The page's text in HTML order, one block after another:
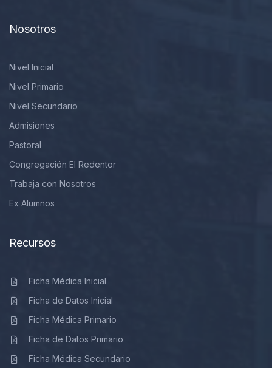
Nosotros
Nivel Inicial
Nivel Primario
Nivel Secundario
Admisiones
Pastoral
Congregación El Redentor
Trabaja con Nosotros
Ex Alumnos
Recursos
Ficha Médica Inicial
Ficha de Datos Inicial
Ficha Médica Primario
Ficha de Datos Primario
Ficha Médica Secundario